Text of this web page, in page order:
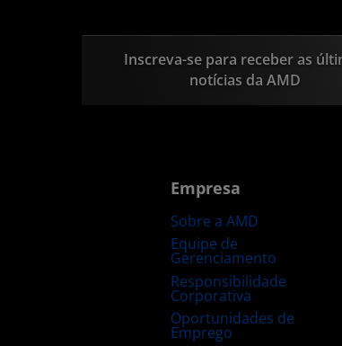
Inscreva-se para receber as
notícias da AMD
Empresa
Sobre a AMD
Equipe de
Gerenciamento
Responsibilidade
Corporativa
Oportunidades de
Emprego